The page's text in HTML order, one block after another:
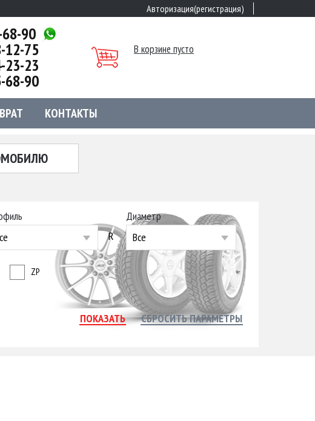
Авторизация(регистрация)
90
12-75
23-23
68-90
В корзине пусто
КОНТАКТЫ
R
Диаметр
Все
ZP